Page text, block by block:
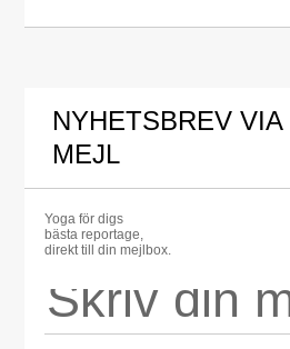
NYHETSBREV VIA
MEJL
Yoga för digs
bästa reportage,
direkt till din mejlbox.